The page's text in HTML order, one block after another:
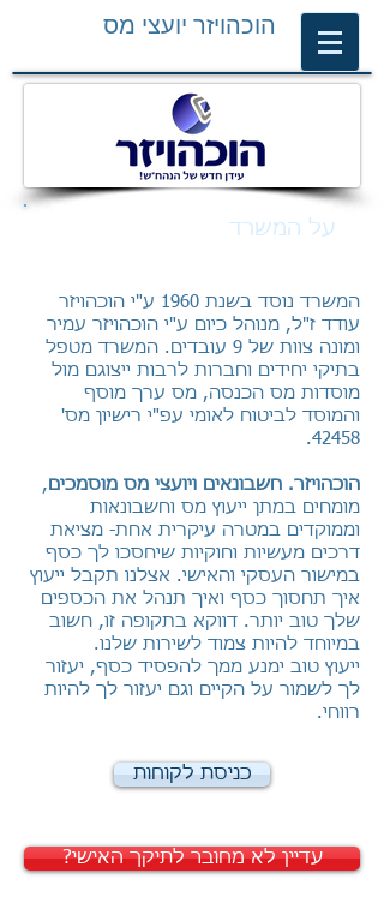
הוכהויזר יועצי מס
על המשרד
המשרד נוסד בשנת 1960 ע"י הוכהויזר
עודד ז"ל, מנוהל כיום ע"י הוכהויזר עמיר
ומונה צוות של 9 עובדים. המשרד מטפל
בתיקי יחידים וחברות לרבות ייצוגם מול
מוסדות מס הכנסה, מס ערך מוסף
והמוסד לביטוח לאומי עפ"י רישיון מס'
42458.
הוכהויזר. חשבונאים ויועצי מס מוסמכים,
מומחים במתן ייעוץ מס וחשבונאות
וממוקדים במטרה עיקרית אחת- מציאת
דרכים מעשיות וחוקיות שיחסכו לך כסף
במישור העסקי והאישי. אצלנו תקבל ייעוץ
איך תחסוך כסף ואיך תנהל את הכספים
שלך טוב יותר. דווקא בתקופה זו, חשוב
במיוחד להיות צמוד לשירות שלנו.
ייעוץ טוב ימנע ממך להפסיד כסף, יעזור
לך לשמור על הקיים וגם יעזור לך להיות
רווחי.
כניסת לקוחות
?עדיין לא מחובר לתיקך האישי